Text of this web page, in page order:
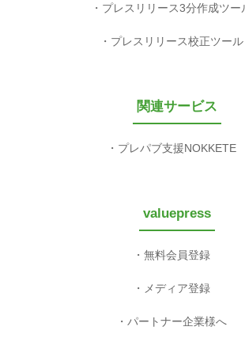
プレスリリース3分作成ツー
プレスリリース校正ツール
関連サービス
プレパブ支援NOKKETE
valuepress
無料会員登録
メディア登録
パートナー企業様へ